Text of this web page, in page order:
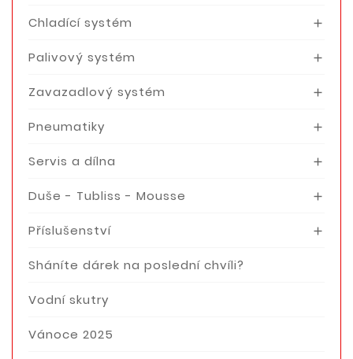
Chladící systém 
Palivový systém 
Zavazadlový systém 
Pneumatiky 
Servis a dílna 
Duše - Tubliss - Mousse 
Příslušenství 
Sháníte dárek na poslední chvíli?
Vodní skutry
Vánoce 2025